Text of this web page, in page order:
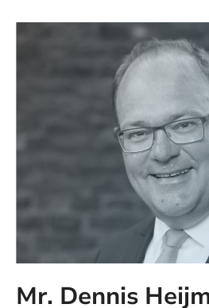
Mr. Dennis